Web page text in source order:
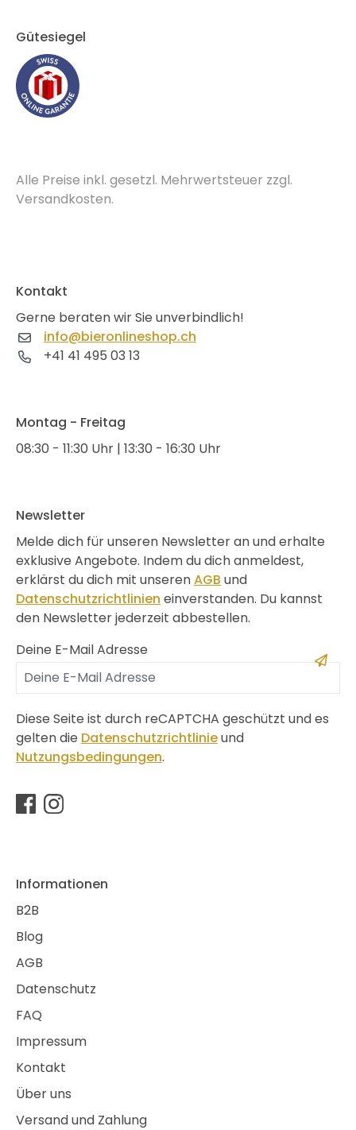
Gütesiegel
Alle Preise inkl. gesetzl. Mehrwertsteuer zzgl.
Versandkosten.
Kontakt
Gerne beraten wir Sie unverbindlich!
info@bieronlineshop.ch
+41 41 495 03 13
Montag - Freitag
08:30 - 11:30 Uhr | 13:30 - 16:30 Uhr
Newsletter
Melde dich für unseren Newsletter an und erhalte
exklusive Angebote. Indem du dich anmeldest,
erklärst du dich mit unserenAGB und
Datenschutzrichtlinien einverstanden. Du kannst
den Newsletter jederzeit abbestellen.
Deine E-Mail Adresse
Diese Seite ist durch reCAPTCHA geschützt und es
gelten die Datenschutzrichtlinieund
Nutzungsbedingungen.
Informationen
B2B
Blog
AGB
Datenschutz
FAQ
Impressum
Kontakt
Über uns
Versand und Zahlung